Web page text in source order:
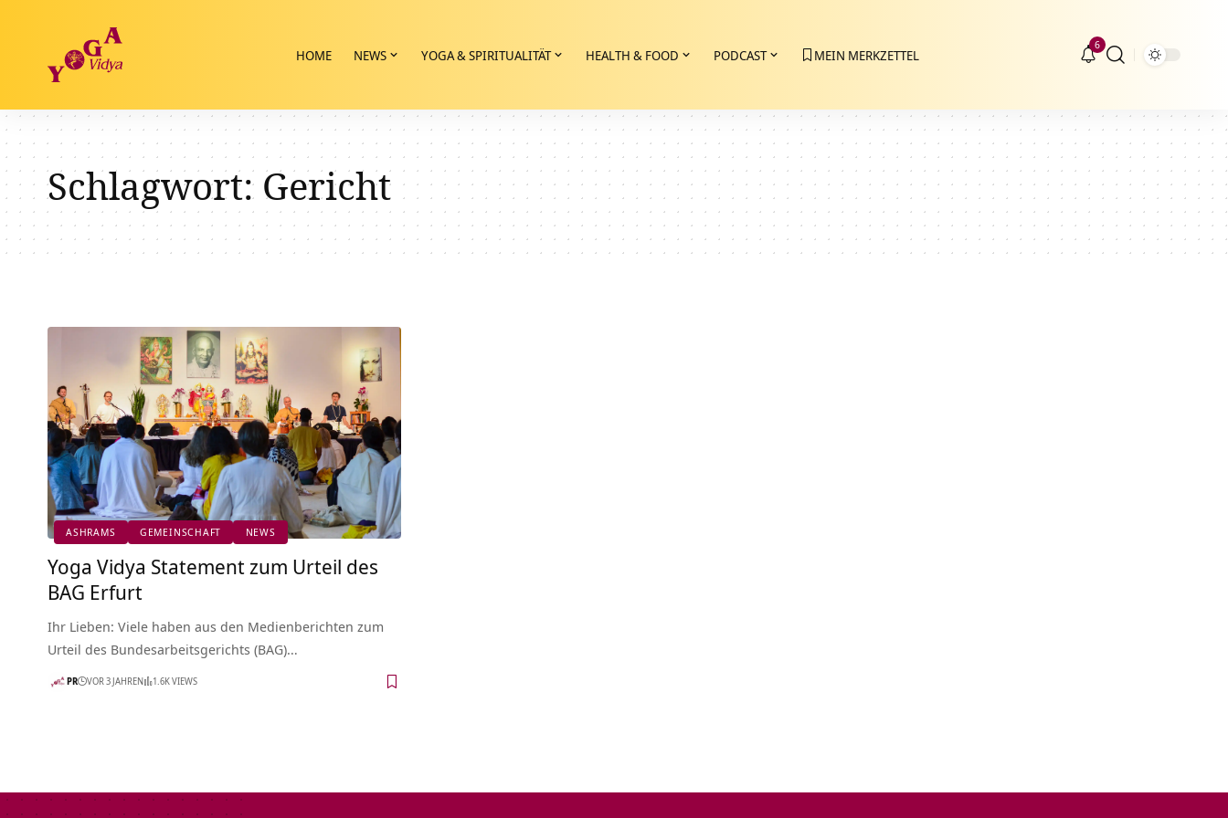
HOME NEWS YOGA & SPIRITUALITÄT HEALTH & FOOD PODCAST MEIN MERKZETTEL
6
Schlagwort: Gericht
ASHRAMS GEMEINSCHAFT NEWS
Yoga Vidya Statement zum Urteil des
BAG Erfurt
Ihr Lieben: Viele haben aus den Medienberichten zum
Urteil des Bundesarbeitsgerichts (BAG)…
PR VOR 3 JAHREN 1.6K VIEWS